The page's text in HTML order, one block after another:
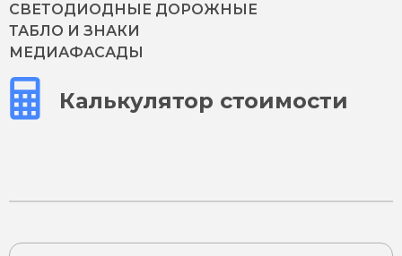
СВЕТОДИОДНЫЕ ДОРОЖНЫЕ
ТАБЛО И ЗНАКИ
МЕДИАФАСАДЫ
Калькулятор стоимости